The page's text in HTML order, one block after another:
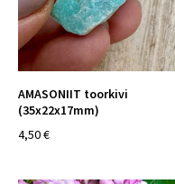
AMASONIIT toorkivi
(35x22x17mm)
4,50 €